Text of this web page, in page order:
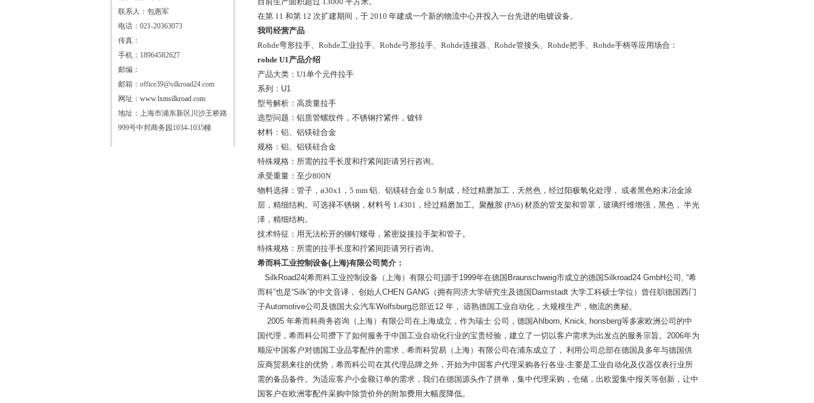
联系人：包惠军
电话：021-20363073
传真：
手机：18964582627
邮编：
邮箱：office39@silkroad24.com
网址： www.lxmsilkroad.com
地址：上海市浦东新区川沙王桥路
999号中邦商务园1034-1035幢
在第 11 和第 12 次扩建期间，于 2010 年建成一个新的物流中心并投入一台先进的电镀设备。
我司经营产品
Rohde弯形拉手、Rohde工业拉手、Rohde弓形拉手、Rohde连接器、Rohde管接头、Rohde把手、Rohde手柄等应用场合：
rohde U1产品介绍
产品大类：U1单个元件拉手
系列： U1
型号解析：高质量拉手
选型问题：铝质管螺纹件，不锈钢拧紧件，镀锌
材料：铝、铝镁硅合金
规格：铝、铝镁硅合金
特殊规格：所需的拉手长度和拧紧间距请另行咨询。
承受重量：至少800N
物料选择：管子，ø30x1，5 mm 铝、铝镁硅合金 0.5 制成，经过精磨加工，天然色，经过阳极氧化处理， 或者黑色粉末冶金涂
层，精细结构。可选择不锈钢，材料号 1.4301，经过精磨加工。聚酰胺 (PA6) 材质的管支架和管罩，玻璃纤维增强，黑色， 半光
泽，精细结构。
技术特征：用无法松开的铆钉螺母，紧密旋接拉手架和管子。
特殊规格：所需的拉手长度和拧紧间距请另行咨询。
希而科工业控制设备(上海)有限公司简介：
SilkRoad24(希而科工业控制设备（上海）有限公司 )源于1999年在德国 Braunschweig市成立的德国Silkroad24 GmbH公司 , “希
而科”也是“Silk”的中文音译， 创始人CHEN GANG （拥有同济大学研究生及德国 Darmstadt 大学工科硕士学位）曾任职德国西门
子Automotive公司及德国大众汽车Wolfsburg总部近12 年， 谙熟德国工业自动化，大规模生产，物流的奥秘。
2005 年希而科商务咨询（上海）有限公司在上海成立，作为瑞士 公司，德国Ahlborn, Knick, honsberg等多家欧洲公司的中
国代理，希而科公司攒下了如何服务于中国工业自动化行业的宝贵经验，建立了一切以客户需求为出发点的服务宗旨。 2006年为
顺应中国客户对德国工业品零配件的需求，希而科贸易（上海）有限公司在浦东成立了， 利用公司总部在德国及多年与德国供
应商贸易来往的优势，希而科公司在其代理品牌之外，开始为中国客户代理采购各行各业-主要是工业自动化及仪器仪表行业所
需的备品备件。为适应客户小金额订单的需求，我们在德国源头作了拼单，集中代理采购，仓储，出欧盟集中报关等创新，让中
国客户在欧洲零配件采购中除货价外的附加费用大幅度降低。